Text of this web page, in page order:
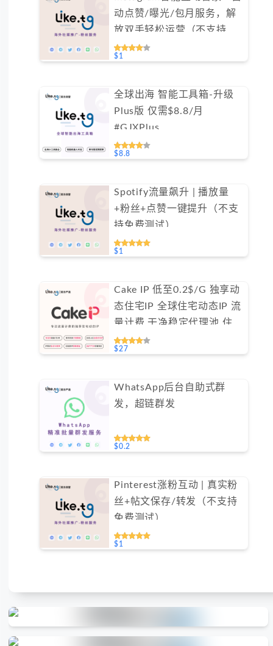
动点赞/曝光/包月服务，解
放双手轻松运营（不支持免
费测试）
$1
全球出海 智能工具箱-升级
Plus版 仅需$8.8/月
#GJXPlus
$8.8
Spotify流量飙升 | 播放量
+粉丝+点赞一键提升（不支
持免费测试）
$1
Cake IP 低至0.2$/G 独享动
态住宅IP 全球住宅动态IP 流
量计费 干净稳定代理池 住宅
ip #IPCA
$27
WhatsApp后台自助式群
发，超链群发
$0.2
Pinterest涨粉互动 | 真实粉
丝+帖文保存/转发（不支持
免费测试）
$1